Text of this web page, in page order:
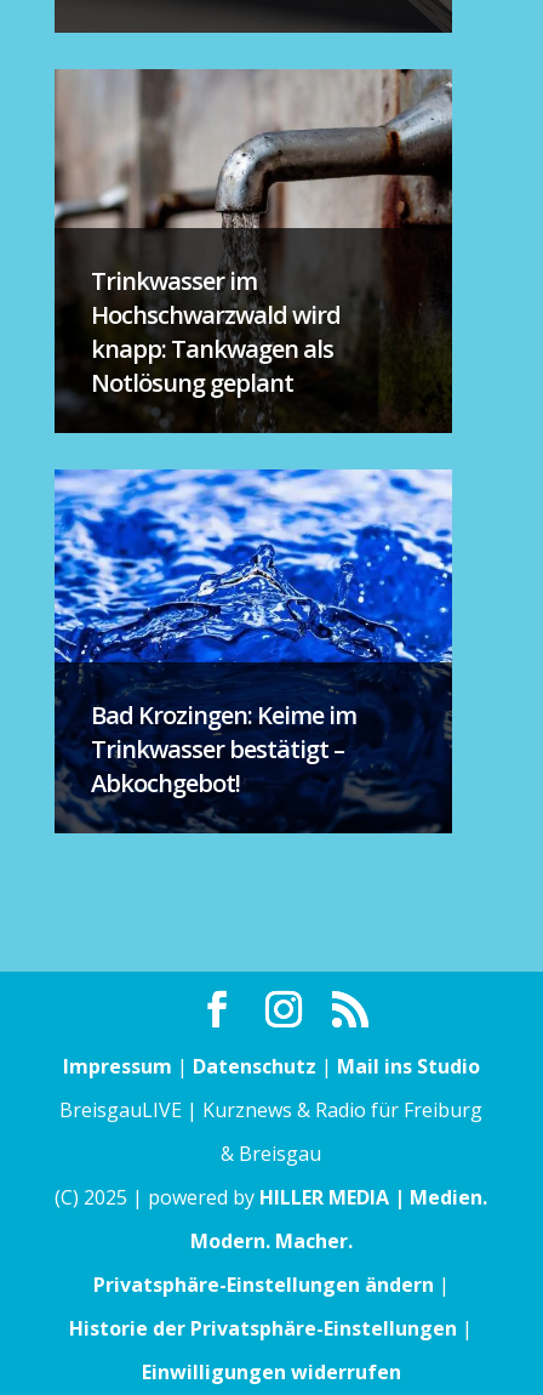
Trinkwasser im
Hochschwarzwald wird
knapp: Tankwagen als
Notlösung geplant
Bad Krozingen: Keime im
Trinkwasser bestätigt –
Abkochgebot!
Impressum | Datenschutz | Mail ins Studio
BreisgauLIVE | Kurznews & Radio für Freiburg
& Breisgau
(C) 2025 | powered by HILLER MEDIA | Medien.
Modern. Macher.
Privatsphäre-Einstellungen ändern |
Historie der Privatsphäre-Einstellungen |
Einwilligungen widerrufen